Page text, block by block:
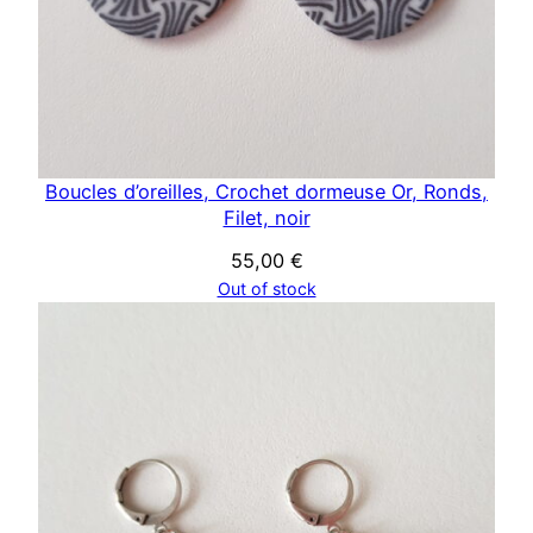
Boucles d’oreilles, Crochet dormeuse Or, Ronds,
Filet, noir
55,00 €
Out of stock